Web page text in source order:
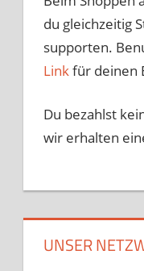
du gleichzeitig
supporten.
Linkfür deinen
Du bezahlst
wir erhalten
UNSER